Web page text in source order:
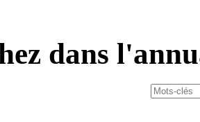
dans